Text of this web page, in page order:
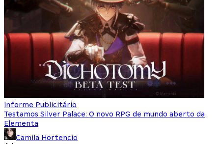
Informe Publicitário
Testamos Silver Palace: O novo RPG de mundo aberto da
Elementa
Camila Hortencio